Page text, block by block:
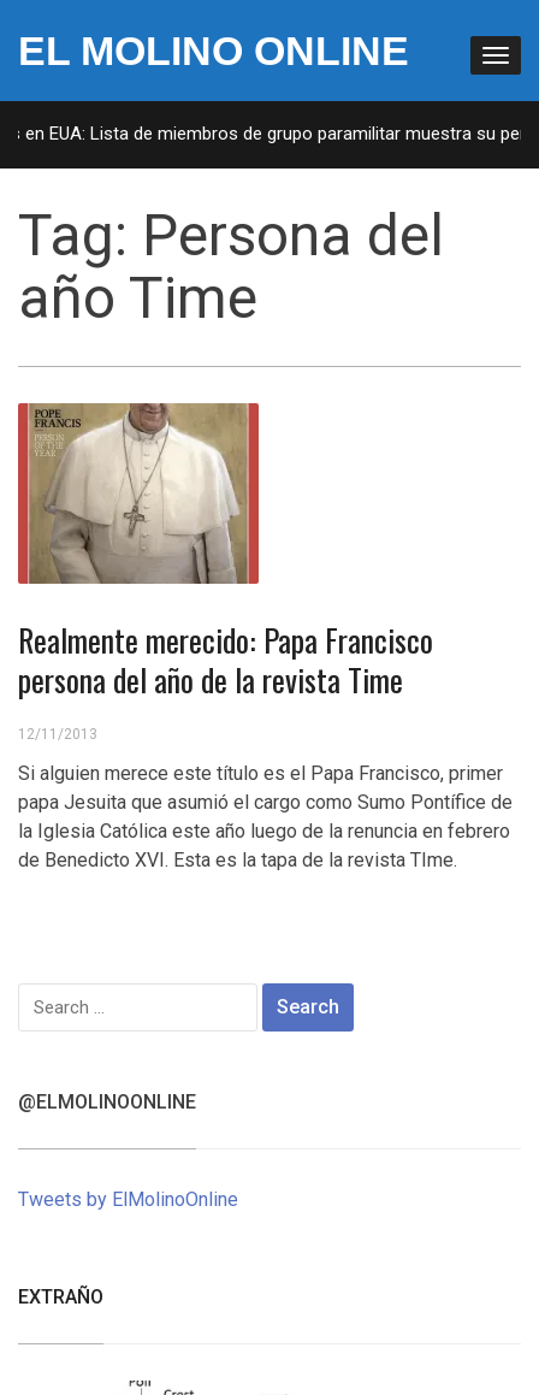
EL MOLINO ONLINE
en EUA: Lista de miembros de grupo paramilitar muestra su
Tag: Persona del
año Time
Realmente merecido: Papa Francisco
persona del año de la revista Time
12/11/2013
Si alguien merece este título es el Papa Francisco, primer
papa Jesuita que asumió el cargo como Sumo Pontífice de
la Iglesia Católica este año luego de la renuncia en febrero
de Benedicto XVI. Esta es la tapa de la revista TIme.
Search
for:
@ELMOLINOONLINE
Tweets by ElMolinoOnline
EXTRAÑO